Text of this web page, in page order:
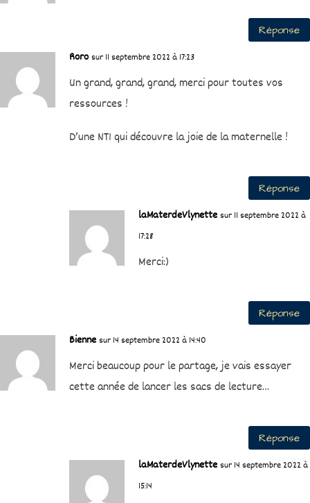
Réponse
Roro sur 11 septembre 2022 à 17:23
Un grand, grand, grand, merci pour toutes vos
ressources !
D’une NT1 qui découvre la joie de la maternelle !
Réponse
laMaterdeVlynette sur 11 septembre 2022 à
17:28
Merci:)
Réponse
Bienne sur 14 septembre 2022 à 14:40
Merci beaucoup pour le partage, je vais essayer
cette année de lancer les sacs de lecture…
Réponse
laMaterdeVlynette sur 14 septembre 2022 à
15:14